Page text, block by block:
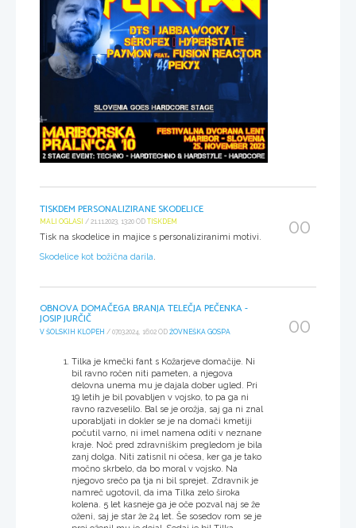
TISKDEM PERSONALIZIRANE SKODELICE
MALI OGLASI / 21.11.2023, 13:20 OD TISKDEM
Tisk na skodelice in majice s personaliziranimi motivi.
Skodelice kot božična darila
00
OBNOVA DOMAČEGA BRANJA TELEČJA PEČENKA -
JOSIP JURČIČ
V ŠOLSKIH KLOPEH / 07.03.2024, 16:02 OD ŽOVNEŠKA GOSPA
Tilka je kmečki fant s Kožarjeve domačije. Ni
bil ravno ročen niti pameten, a njegova
delovna unema mu je dajala dober ugled. Pri
19 letih je bil povabljen v vojsko, to pa ga ni
ravno razveselilo. Bal se je orožja, saj ga ni znal
uporabljati in dokler se je na domači kmetiji
počutil varno, ni imel namena oditi v neznane
kraje. Noč pred zdravniškim pregledom je bila
zanj dolga. Niti zatisnil ni očesa, ker ga je tako
močno skrbelo, da bo moral v vojsko. Na
njegovo srečo pa tja ni bil sprejet. Zdravnik je
namreč ugotovil, da ima Tilka zelo široka
kolena. 5 let kasneje ga je oče pozval naj se že
oženi, saj je star že 24 let. Še sosedov rom se je
00